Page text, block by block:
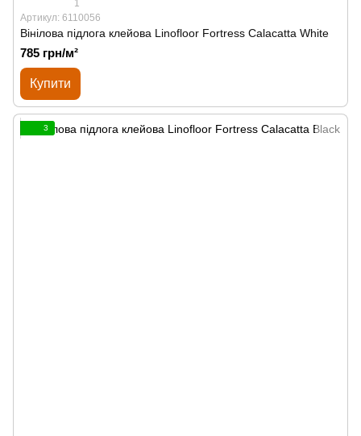
1
Артикул: 6110056
Вінілова підлога клейова Linofloor Fortress Calacatta White
785 грн/м²
Купити
3